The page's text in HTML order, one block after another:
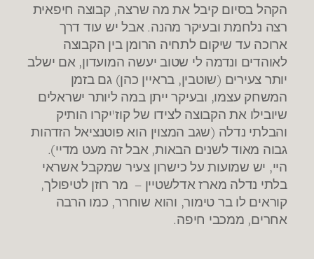
הקהל בסיום קיבל את מה שרצה, קבוצה חיפאית
רצה נלחמת ובעיקר מהנה. אבל יש עוד דרך
ארוכה עד שיקום לתחיה הרומן בין הקבוצה
לאוהדים ונדמה לי שטוב יעשה המועדון, אם ישלב
יותר צעירים (שוטבין, בראיין כהן) גם בזמן
המשחק עצמו, ובעיקר ייתן במה ליותר ישראלים
שיובילו את הקבוצה לצידו של קוז'יקרו הותיק
והבלתי נדלה (שגב המצוין הוא פוטנציאל הזדהות
גבוה מאוד לשנים הבאות, אבל זה מעט מדיי).
היי, יש שמועות על כישרון צעיר שמקבל אשראי
בלתי נדלה מארז אדלשטיין – מר רוזן לטיפולך,
קוראים לו בר טימור, והוא שוחרר, כמו הרבה
אחרים, ממכבי חיפה.